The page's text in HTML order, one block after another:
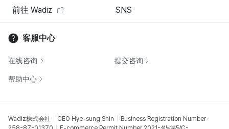
前往 Wadiz
SNS
客服中心
在线咨询 提交咨询
帮助中心
Wadiz株式会社 CEO Hye-sung Shin
Business Registration Number